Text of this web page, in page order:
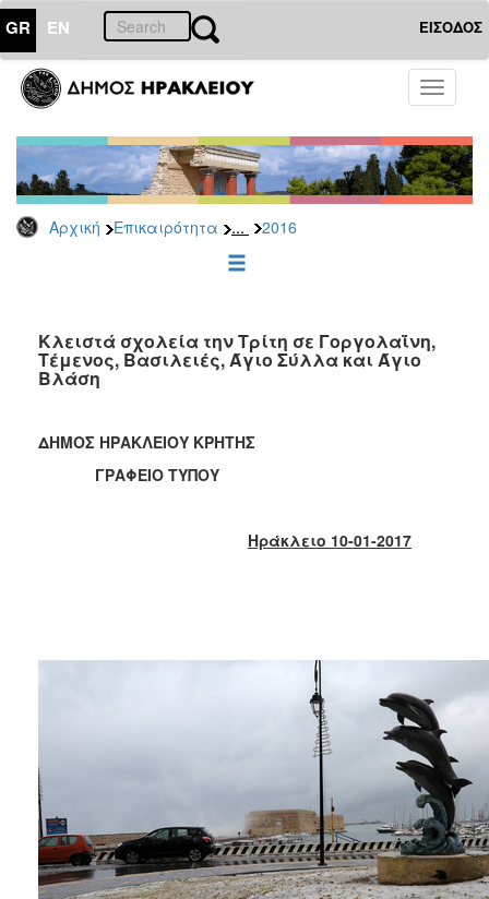
GR EN ΕΙΣΟΔΟΣ
Toggle
Αρχική Επικαιρότητα ... 2016
ΕΠΙΚΑΙΡΟΤΗΤΑ
Τύπου
Αρχείο
2026
2025
2022
2021
2019
2018
2011
ΔΗΜΟΤΗΣ
ΕΠΙΣΚΕΠΤΗΣ
Κλειστά σχολεία την Τρίτη σε Γοργολαΐνη,
Τέμενος, Βασιλειές, Άγιο Σύλλα και Άγιο
Βλάση
ΔΗΜΟΣ ΗΡΑΚΛΕΙΟΥ ΚΡΗΤΗΣ
ΓΡΑΦΕΙΟ ΤΥΠΟΥ
Ηράκλειο 10-01-2017